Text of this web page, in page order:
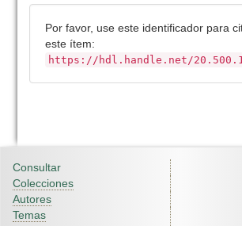
Por favor, use este identificador para
este ítem:
https://hdl.handle.net/
Consultar
Colecciones
Autores
Temas